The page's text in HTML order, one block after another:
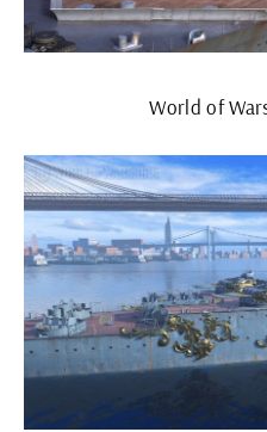
World of